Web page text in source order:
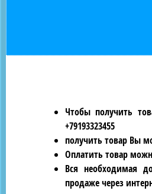
Чтобы получить
+79193323455
получить товар Вы
Оплатить товар
Вся необходимая
продаже через